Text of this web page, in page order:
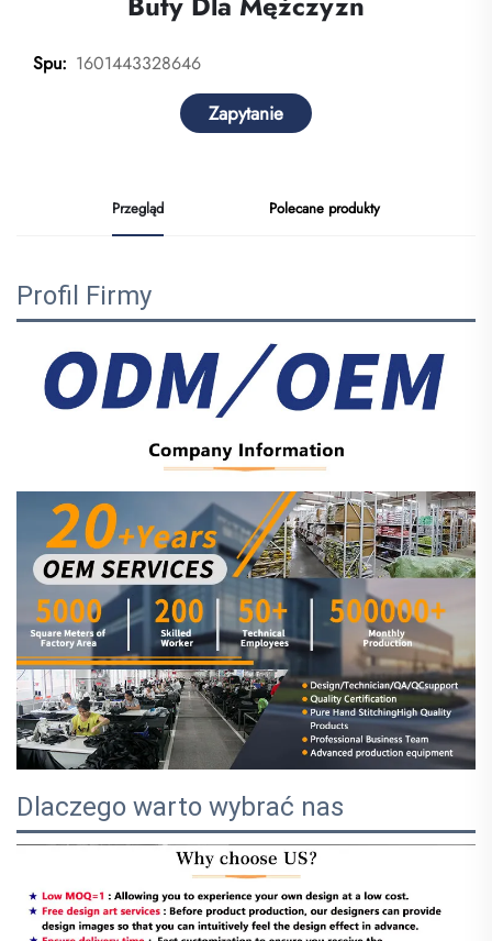
Spu: 1601443328646
Zapytanie
Przegląd Polecane produkty
Profil Firmy
Dlaczego warto wybrać nas